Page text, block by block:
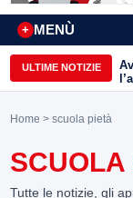
MENÙ
+
ULTIME NOTIZIE
Home > scuola pietà
SCUOLA
Tutte le notizie, gli